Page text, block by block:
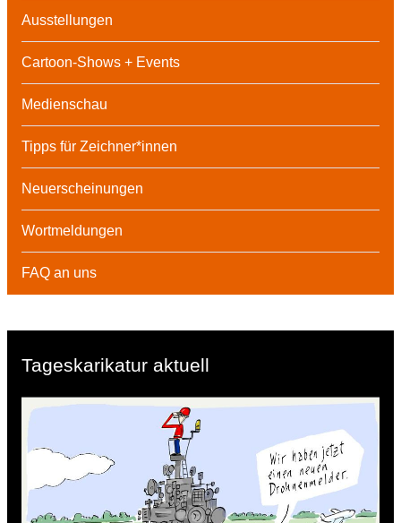
Ausstellungen
Cartoon-Shows + Events
Medienschau
Tipps für Zeichner*innen
Neuerscheinungen
Wortmeldungen
FAQ an uns
Tageskarikatur aktuell